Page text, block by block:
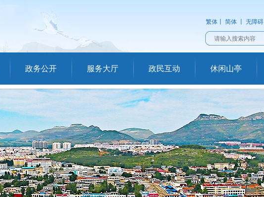
繁体 简体 无障碍
政务公开 服务大厅 政民互动 休闲山亭